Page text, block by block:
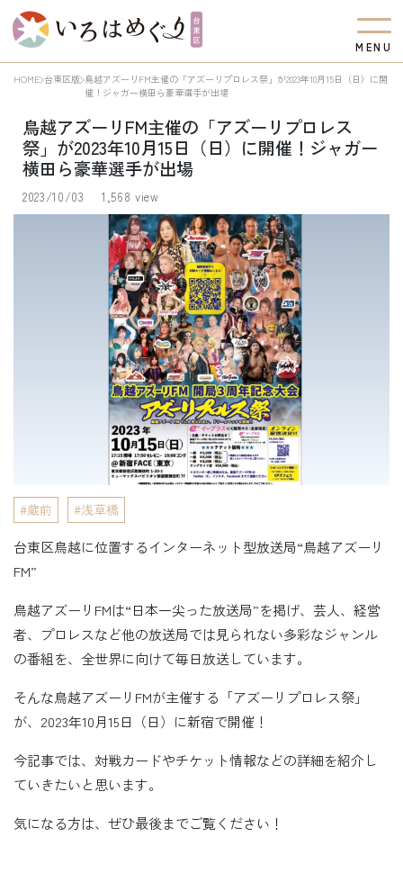
M EN U
HOME 台東区版 鳥越アズーリFM主催の「アズーリプロレス祭」が2023年10月15日（日）に開
催！ジャガー横田ら豪華選手が出場
鳥越アズーリFM主催の「アズーリプロレス
祭」が2023年10月15日（日）に開催！ジャガー
横田ら豪華選手が出場
2023/10/03 1,568 view
蔵前 浅草橋
台東区鳥越に位置するインターネット型放送局“鳥越アズーリ
FM”
鳥越アズーリFMは“日本一尖った放送局”を掲げ、芸人、経営
者、プロレスなど他の放送局では見られない多彩なジャンル
の番組を、全世界に向けて毎日放送しています。
そんな鳥越アズーリFMが主催する「アズーリプロレス祭」
が、2023年10月15日（日）に新宿で開催！
今記事では、対戦カードやチケット情報などの詳細を紹介し
ていきたいと思います。
気になる方は、ぜひ最後までご覧ください！